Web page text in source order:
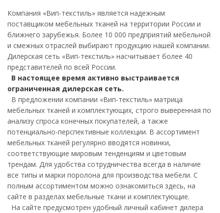
Компания «Вип-текстиль» является надежным
поставщиком мебельных тканей на территории России и
ближнего зарубежья. Более 10 000 предприятий мебельной
и смежных отраслей выбирают продукцию нашей компании.
Дилерская сеть «Вип-текстиль» насчитывает более 40
представителей по всей России.
В настоящее время активно выстраивается
ограниченная дилерская сеть.
В предложении компании «Вип-текстиль» матрица
мебельных тканей и комплектующих, строго выверенная по
анализу спроса конечных покупателей, а также
потенциально-перспективные коллекции. В ассортимент
мебельных тканей регулярно вводятся новинки,
соответствующие мировым тенденциям и цветовым
трендам. Для удобства сотрудничества всегда в наличие
все типы и марки поролона для производства мебели. С
полным ассортиментом можно ознакомиться здесь, на
сайте в разделах мебельные ткани и комплектующие.
На сайте предусмотрен удобный личный кабинет дилера